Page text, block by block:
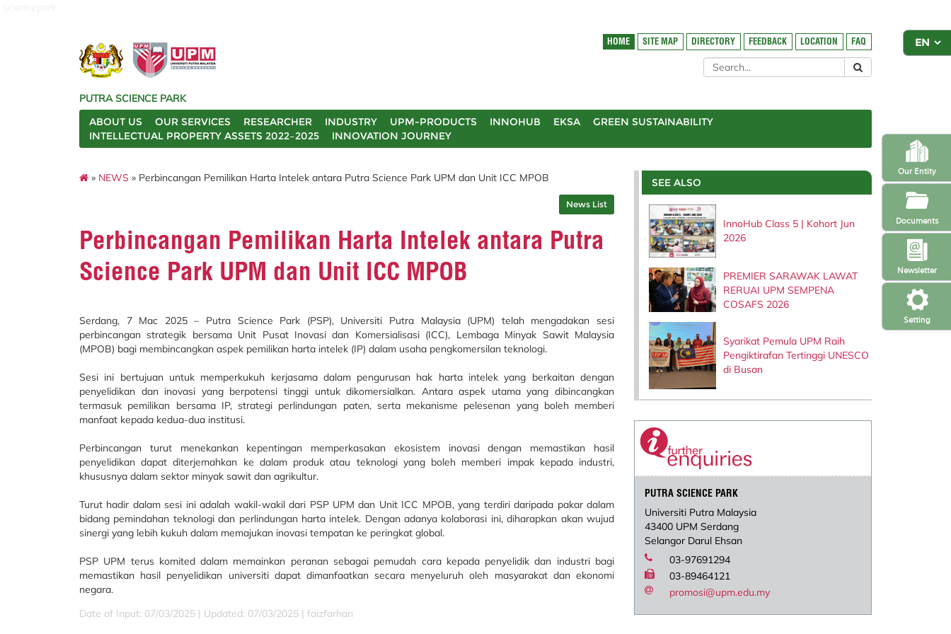
Setting
Newsletter
Our Entity
Documents
HOME SITE MAP DIRECTORY FEEDBACK LOCATION FAQ
PUTRA SCIENCE PARK
ABOUT US
OUR SERVICES RESEARCHER INDUSTRY UPM-PRODUCTS INNOHUB EKSA
GREEN SUSTAINABILITY
INTELLECTUAL PROPERTY ASSETS 2022–2025
INNOVATION JOURNEY
» NEWS » Perbincangan Pemilikan Harta Intelek antara Putra Science Park UPM dan Unit ICC MPOB
News List
Perbincangan Pemilikan Harta Intelek antara Putra
Science Park UPM dan Unit ICC MPOB
Serdang, 7 Mac 2025 – Putra Science Park (PSP), Universiti Putra Malaysia (UPM) telah mengadakan sesi
perbincangan strategik bersama Unit Pusat Inovasi dan Komersialisasi (ICC), Lembaga Minyak Sawit Malaysia
(MPOB) bagi membincangkan aspek pemilikan harta intelek (IP) dalam usaha pengkomersilan teknologi.
Sesi ini bertujuan untuk memperkukuh kerjasama dalam pengurusan hak harta intelek yang berkaitan dengan
penyelidikan dan inovasi yang berpotensi tinggi untuk dikomersialkan. Antara aspek utama yang dibincangkan
termasuk pemilikan bersama IP, strategi perlindungan paten, serta mekanisme pelesenan yang boleh memberi
manfaat kepada kedua-dua institusi.
Perbincangan turut menekankan kepentingan memperkasakan ekosistem inovasi dengan memastikan hasil
penyelidikan dapat diterjemahkan ke dalam produk atau teknologi yang boleh memberi impak kepada industri,
khususnya dalam sektor minyak sawit dan agrikultur.
Turut hadir dalam sesi ini adalah wakil-wakil dari PSP UPM dan Unit ICC MPOB, yang terdiri daripada pakar dalam
bidang pemindahan teknologi dan perlindungan harta intelek. Dengan adanya kolaborasi ini, diharapkan akan wujud
sinergi yang lebih kukuh dalam memajukan inovasi tempatan ke peringkat global.
PSP UPM terus komited dalam memainkan peranan sebagai pemudah cara kepada penyelidik dan industri bagi
memastikan hasil penyelidikan universiti dapat dimanfaatkan secara menyeluruh oleh masyarakat dan ekonomi
negara.
Date of Input: 07/03/2025 | Updated: 07/03/2025 | faizfarhan
SEE ALSO
InnoHub Class 5 | Kohort Jun
2026
PREMIER SARAWAK LAWAT
RERUAI UPM SEMPENA
COSAFS 2026
Syarikat Pemula UPM Raih
Pengiktirafan Tertinggi UNESCO
di Busan
PUTRA SCIENCE PARK
Universiti Putra Malaysia
43400 UPM Serdang
Selangor Darul Ehsan
03-97691294
03-89464121
promosi@upm.edu.my